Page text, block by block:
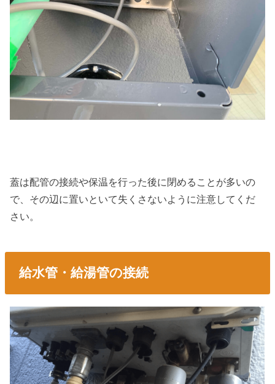
蓋は配管の接続や保温を行った後に閉めることが多いの
で、その辺に置いといて失くさないように注意してくだ
さい。
給水管・給湯管の接続